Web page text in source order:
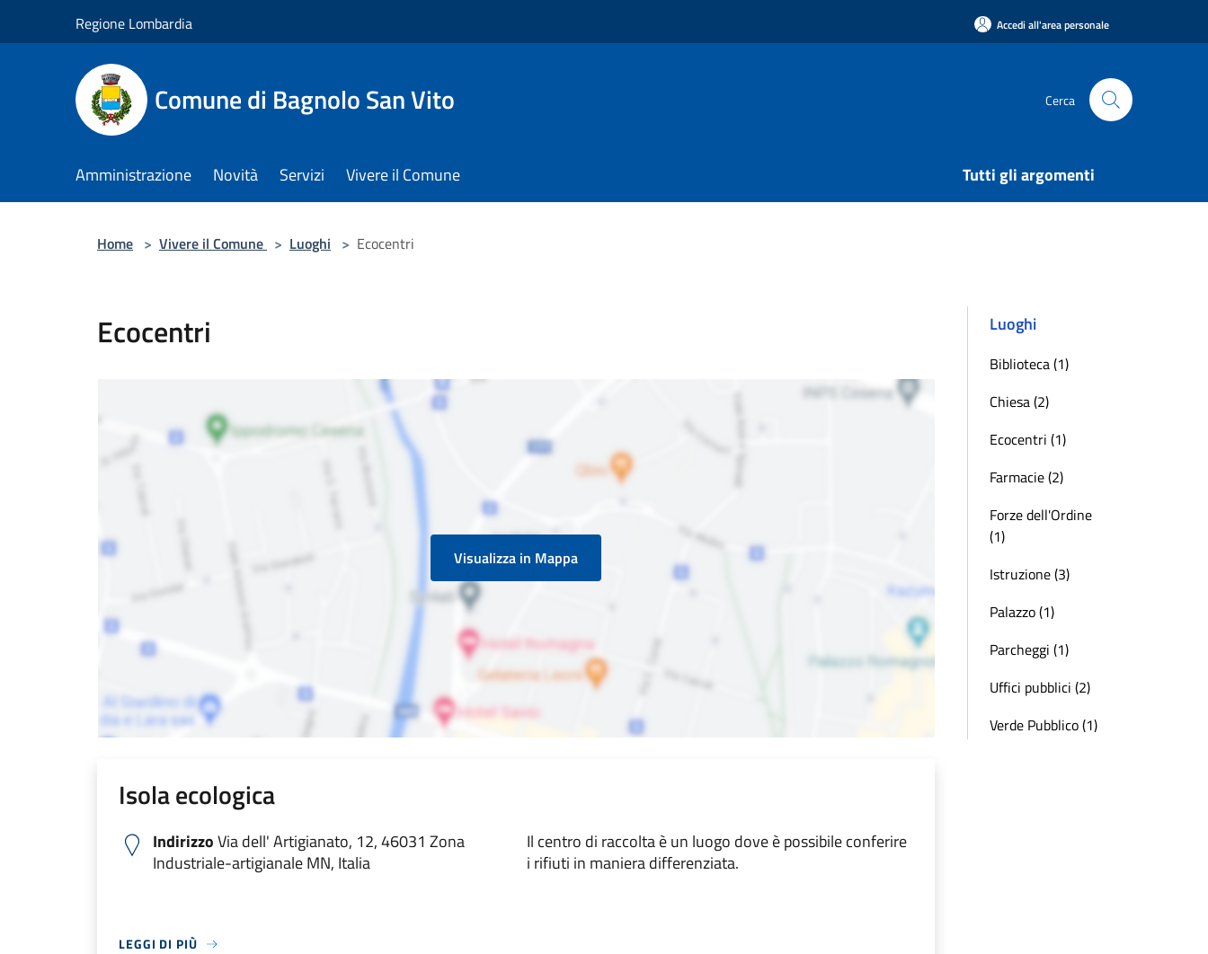
Regione Lombardia Accedi all'area personale
Comune di Bagnolo San Vito Cerca
Amministrazione Novità Servizi Vivere il Comune Tutti gli argomenti
Home > Vivere il Comune > Luoghi > Ecocentri
Ecocentri
Visualizza in Mappa
Isola ecologica
IndirizzoVia dell' Artigianato, 12, 46031 Zona
Industriale-artigianale MN, Italia
Il centro di raccolta è un luogo dove è possibile conferire
i rifiuti in maniera differenziata.
LEGGI DI PIÙ
Luoghi
Biblioteca (1)
Chiesa (2)
Ecocentri (1)
Farmacie (2)
Forze dell'Ordine
(1)
Istruzione (3)
Palazzo (1)
Parcheggi (1)
Uffici pubblici (2)
Verde Pubblico (1)